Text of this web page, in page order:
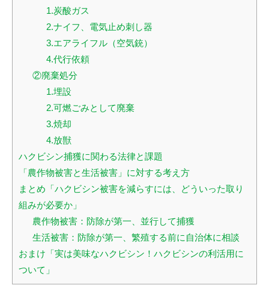
1.炭酸ガス
2.ナイフ、電気止め刺し器
3.エアライフル（空気銃）
4.代行依頼
②廃棄処分
1.埋設
2.可燃ごみとして廃棄
3.焼却
4.放獣
ハクビシン捕獲に関わる法律と課題
「農作物被害と生活被害」に対する考え方
まとめ「ハクビシン被害を減らすには、どういった取り
組みが必要か」
農作物被害：防除が第一、並行して捕獲
生活被害：防除が第一、繁殖する前に自治体に相談
おまけ「実は美味なハクビシン！ハクビシンの利活用に
ついて」